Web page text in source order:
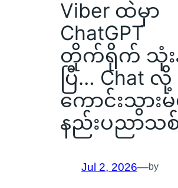
Viber ထဲမှာ
ChatGPT
တိုက်ရိုက် သုံး
ပြီ… Chat လို့
ကောင်းသွား
နည်းပညာသ
Jul 2, 2026—by